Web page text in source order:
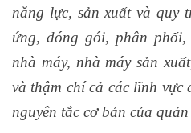
năng lực, sản xuất và quy
ứng, đóng gói, phân
nhà máy, nhà máy sản
và thậm chí cả các lĩnh vực
nguyên tắc cơ bản của